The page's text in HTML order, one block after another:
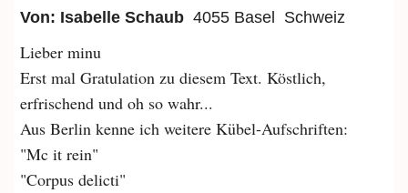
Von: Isabelle Schaub 4055 Basel Schweiz
Lieber minu
Erst mal Gratulation zu diesem Text. Köstlich,
erfrischend und oh so wahr...
Aus Berlin kenne ich weitere Kübel-Aufschriften:
"Mc it rein"
"Corpus delicti"